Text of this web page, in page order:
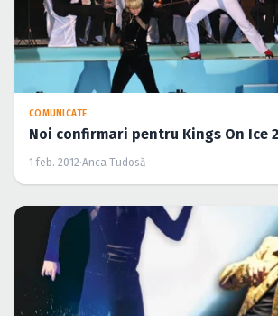
COMUNICATE
Noi confirmari pentru Kings On Ice
1 feb. 2012·Anca Tudosă